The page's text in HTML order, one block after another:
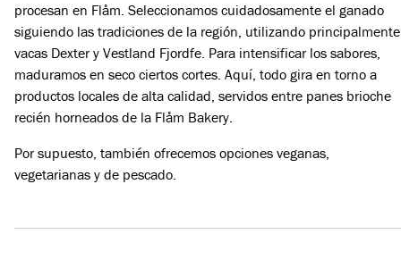
procesan en Flåm. Seleccionamos cuidadosamente el ganado
siguiendo las tradiciones de la región, utilizando principalmente
vacas Dexter y Vestland Fjordfe. Para intensificar los sabores,
maduramos en seco ciertos cortes. Aquí, todo gira en torno a
productos locales de alta calidad, servidos entre panes brioche
recién horneados de la Flåm Bakery.
Por supuesto, también ofrecemos opciones veganas,
vegetarianas y de pescado.